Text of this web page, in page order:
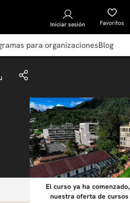
Iniciar sesión Favoritos
para organizacionesBlog
El curso ya ha
nuestra oferta de